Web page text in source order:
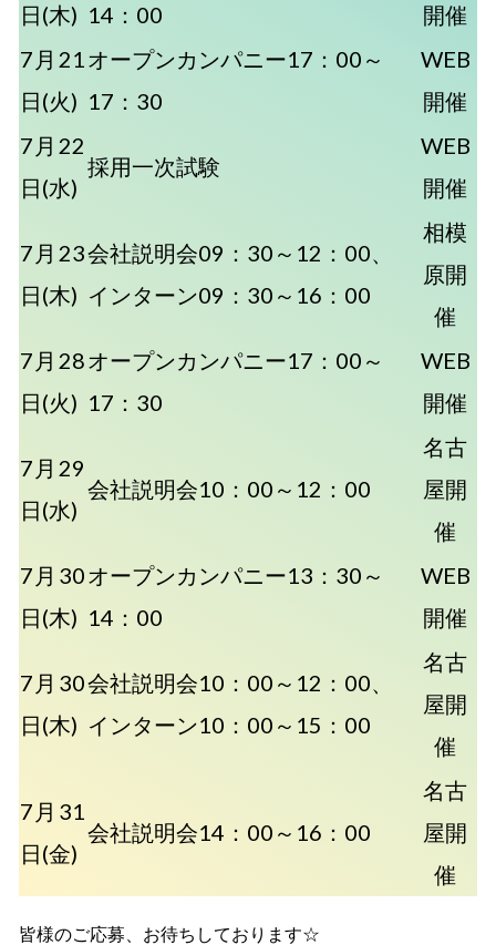
日(木) 14：00
開催
7月21
日(火)
オープンカンパニー17：00～
17：30
WEB
開催
7月22
日(水)
採用一次試験
WEB
開催
7月23
日(木)
会社説明会09：30～12：00、
インターン09：30～16：00
相模
原開
催
7月28
日(火)
オープンカンパニー17：00～
17：30
WEB
開催
7月29
日(水)
会社説明会10：00～12：00
名古
屋開
催
7月30
日(木)
オープンカンパニー13：30～
14：00
WEB
開催
7月30
日(木)
会社説明会10：00～12：00、
インターン10：00～15：00
名古
屋開
催
7月31
日(金)
会社説明会14：00～16：00
名古
屋開
催
皆様のご応募、お待ちしております☆